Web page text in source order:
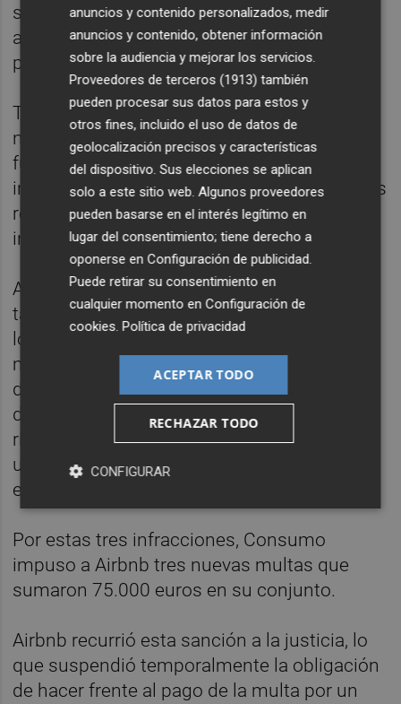
sobre la naturaleza jurídica del anfitrión del
alojamiento de uso turísticos que se
publicitaba en esta plataforma.
También señalaba a Airbnb por obstruir o
negarse a suministrar datos y facilitar las
funciones de información, vigilancia o
inspección, ya que no ofreció respuesta a los
requerimientos de Consumo durante la
instrucción de este expediente.
Asimismo, el Ministerio consideró que
también había habido un incumplimiento de
los deberes y prohibiciones impuestos
mediante órdenes o medidas provisionales
dictadas por el órgano instructor con el fin
de evitar la producción o continuación de
riesgos o lesiones para los consumidores y
usuarios durante la tramitación del
expediente.
Por estas tres infracciones, Consumo
impuso a Airbnb tres nuevas multas que
sumaron 75.000 euros en su conjunto.
Airbnb recurrió esta sanción a la justicia, lo
que suspendió temporalmente la obligación
de hacer frente al pago de la multa por un
anuncios y contenido personalizados, medir
anuncios y contenido, obtener información
sobre la audiencia y mejorar los servicios.
Proveedores de terceros (1913) también
pueden procesar sus datos para estos y
otros fines, incluido el uso de datos de
geolocalización precisos y características
del dispositivo. Sus elecciones se aplican
solo a este sitio web. Algunos proveedores
pueden basarse en el interés legítimo en
lugar del consentimiento; tiene derecho a
oponerse enConfiguración de publicidad
Puede retirar su consentimiento en
cualquier momento enConfiguración de
cookies .Política de privacidad
ACEPTAR TODO
RECHAZAR TODO
CONFIGURAR